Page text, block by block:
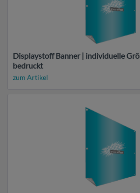
Displaystoff Banner | individuelle
bedruckt
zum Artikel